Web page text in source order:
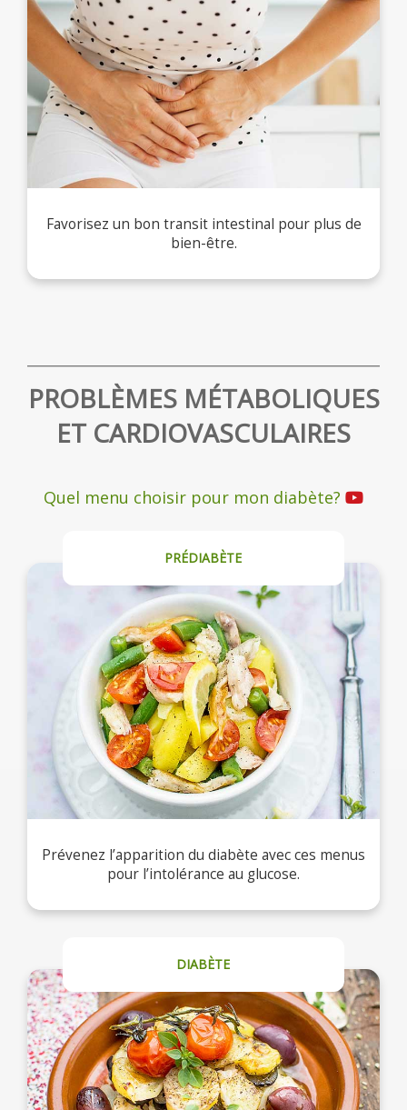
Favorisez un bon transit intestinal pour plus de
bien-être.
PROBLÈMES MÉTABOLIQUES
ET CARDIOVASCULAIRES
Quel menu choisir pour mon diabète?
PRÉDIABÈTE
Prévenez l’apparition du diabète avec ces menus
pour l’intolérance au glucose.
DIABÈTE